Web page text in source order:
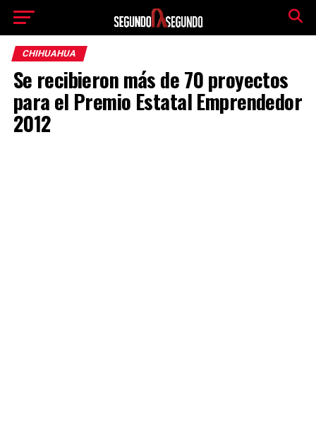
CHIHUAHUA
Se recibieron más de 70 proyectos
para el Premio Estatal Emprendedor
2012